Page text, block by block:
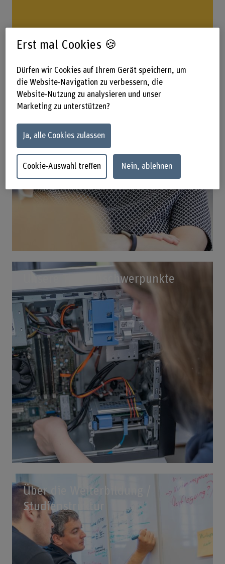
Durchführungsdaten und Preise
im Überblick
Unsere Themenschwerpunkte
Über die Weiterbildung /
Studienstruktur
Erst mal Cookies 🍪
Dürfen wir Cookies auf Ihrem Gerät speichern, um
die Website-Navigation zu verbessern, die
Website-Nutzung zu analysieren und unser
Marketing zu unterstützen?
Ja, alle Cookies zulassen
Cookie-Auswahl treffen Nein, ablehnen